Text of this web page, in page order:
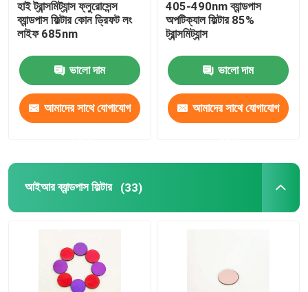
হাই ট্রান্সমিট্যান্স ফ্লুরোসেন্স
ব্যান্ডপাস ফিল্টার কোন ড্রিফট লং
লাইফ 685nm
ভালো দাম
আমাদের সাথে যোগাযোগ
405-490nm ব্যান্ডপাস
অপটিক্যাল ফিল্টার 85%
ট্রান্সমিট্যান্স
ভালো দাম
আমাদের সাথে যোগাযোগ
আইআর ব্যান্ডপাস ফিল্টার (33)